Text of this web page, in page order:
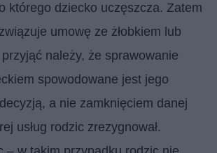
którego dziecko uczęszcza. Zatem
umowę ze żłobkiem lub
należy, że sprawowanie
spowodowane jest jego
a nie zamknięciem danej
usług rodzic zrezygnował.